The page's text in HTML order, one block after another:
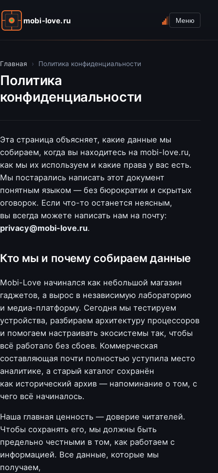
mobi-love.ru Меню
Главная › Политика конфиденциальности
Политика
конфиденциальности
Эта страница объясняет, какие данные мы
собираем, когда вы находитесь на mobi-love.ru,
как мы их используем и какие права у вас есть.
Мы постарались написать этот документ
понятным языком — без бюрократии и скрытых
оговорок. Если что-то останется неясным,
вы всегда можете написать нам на почту:
privacy@mobi-love.ru.
Кто мы и почему собираем данные
Mobi-Love начинался как небольшой магазин
гаджетов, а вырос в независимую лабораторию
и медиа-платформу. Сегодня мы тестируем
устройства, разбираем архитектуру процессоров
и помогаем настраивать экосистемы так, чтобы
всё работало без сбоев. Коммерческая
составляющая почти полностью уступила место
аналитике, а старый каталог сохранён
как исторический архив — напоминание о том, с
чего всё начиналось.
Наша главная ценность — доверие читателей.
Чтобы сохранять его, мы должны быть
предельно честными в том, как работаем с
информацией. Все данные, которые мы
получаем,